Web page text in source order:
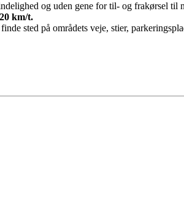
og uden gene for til- og frakørsel
20 km/t.
sted på områdets veje, stier,